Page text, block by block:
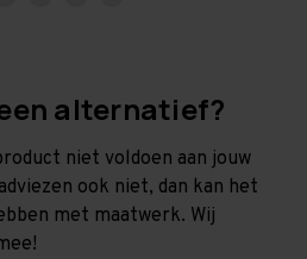
alternatief?
niet voldoen aan jouw
ook niet, dan kan het
met maatwerk. Wij